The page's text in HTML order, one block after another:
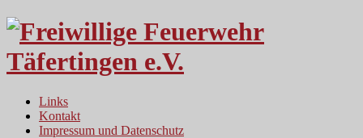
Links
Kontakt
Impressum und Datenschutz